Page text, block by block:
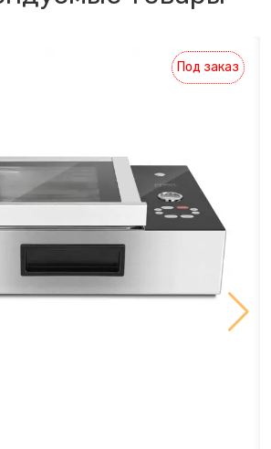
Под заказ